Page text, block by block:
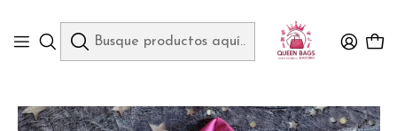
Inicio CAPUCHA INFANTIL PARA BAÑO MODEL # 1013